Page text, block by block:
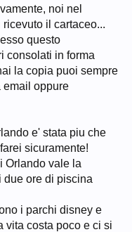
noi nel
il cartaceo...
questo
consolati in forma
la copia puoi sempre
email oppure
e' stata piu che
sicuramente!
Orlando vale la
due ore di piscina
i parchi disney e
vita costa poco e ci si